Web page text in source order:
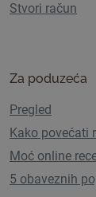
Stvori račun
Za poduzeća
Pregled
Kako povećati
Moć online
5 obaveznih